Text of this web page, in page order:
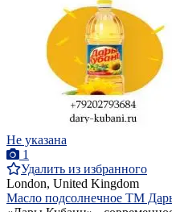
Не указана
1
Удалить из избранного
London, United Kingdom
Масло подсолнечное ТМ